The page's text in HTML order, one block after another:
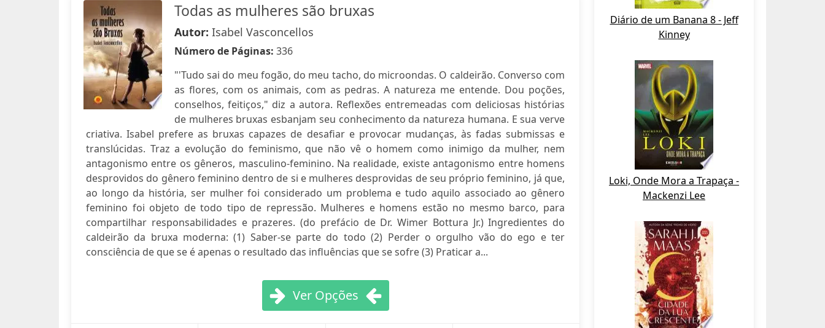
Todas as mulheres são bruxas
Autor: Isabel Vasconcellos
Número de Páginas: 336
"'Tudo sai do meu fogão, do meu tacho, do microondas. O caldeirão. Converso com
as flores, com os animais, com as pedras. A natureza me entende. Dou poções,
conselhos, feitiços," diz a autora. Reflexões entremeadas com deliciosas histórias
de mulheres bruxas esbanjam seu conhecimento da natureza humana. E sua verve
criativa. Isabel prefere as bruxas capazes de desafiar e provocar mudanças, às fadas submissas e
translúcidas. Traz a evolução do feminismo, que não vê o homem como inimigo da mulher, nem
antagonismo entre os gêneros, masculino-feminino. Na realidade, existe antagonismo entre homens
desprovidos do gênero feminino dentro de si e mulheres desprovidas de seu próprio feminino, já que,
ao longo da história, ser mulher foi considerado um problema e tudo aquilo associado ao gênero
feminino foi objeto de todo tipo de repressão. Mulheres e homens estão no mesmo barco, para
compartilhar responsabilidades e prazeres. (do prefácio de Dr. Wimer Bottura Jr.) Ingredientes do
caldeirão da bruxa moderna: (1) Saber-se parte do todo (2) Perder o orgulho vão do ego e ter
consciência de que se é apenas o resultado das influências que se sofre (3) Praticar a...
Ver Opções
Diário de um Banana 8 - Jeff
Kinney
Loki, Onde Mora a Trapaça -
Mackenzi Lee